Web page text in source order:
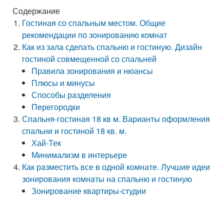
Содержание
Гостиная со спальным местом. Общие
рекомендации по зонированию комнат
Как из зала сделать спальню и гостиную. Дизайн
гостиной совмещенной со спальней
Правила зонирования и нюансы
Плюсы и минусы
Способы разделения
Перегородки
Спальня-гостиная 18 кв м. Варианты оформления
спальни и гостиной 18 кв. м.
Хай-Тек
Минимализм в интерьере
Как разместить все в одной комнате. Лучшие идеи
зонирования комнаты на спальню и гостиную
Зонирование квартиры-студии